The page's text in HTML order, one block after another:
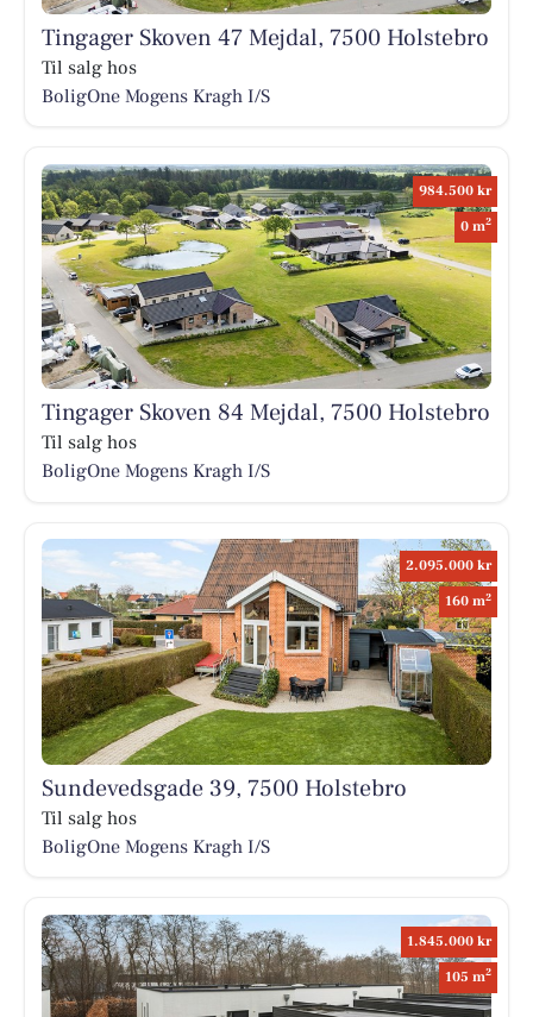
Tingager Skoven 47 Mejdal, 7500 Holstebro
Til salg hos
BoligOne Mogens Kragh I/S
984.500 kr
0 m2
Tingager Skoven 84 Mejdal, 7500 Holstebro
Til salg hos
BoligOne Mogens Kragh I/S
2.095.000 kr
160 m2
Sundevedsgade 39, 7500 Holstebro
Til salg hos
BoligOne Mogens Kragh I/S
1.845.000 kr
105 m2